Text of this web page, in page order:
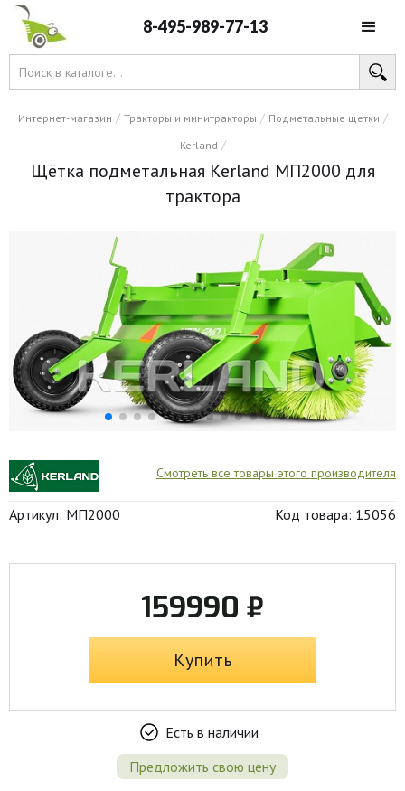
8-495-989-77-13
Интернет-магазин / Тракторы и минитракторы / Подметальные щетки /
Kerland /
Щётка подметальная Kerland МП2000 для
трактора
Смотреть все товары этого производителя
Артикул: МП2000 Код товара: 15056
159990 ₽
Купить
Есть в наличии
Предложить свою цену